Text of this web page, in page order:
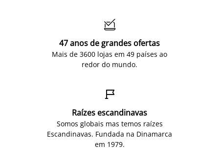

47 anos de grandes ofertas
Mais de 3600 lojas em 49 países ao
redor do mundo.

Raízes escandinavas
Somos globais mas temos raízes
Escandinavas. Fundada na Dinamarca
em 1979.